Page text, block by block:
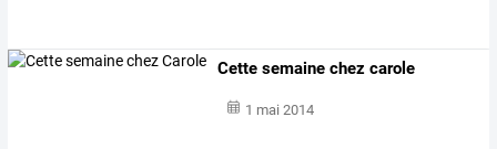
Cette semaine chez carole
1 mai 2014